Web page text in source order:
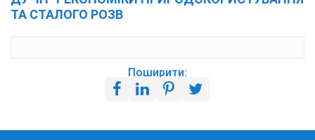
ТА СТАЛОГО РОЗВ
Поширити: